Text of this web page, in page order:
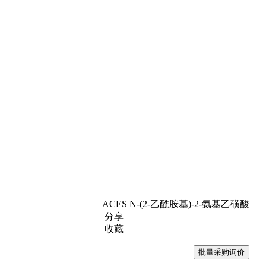
ACES N-(2-乙酰胺基)-2-氨基乙磺酸
分享
收藏
批量采购询价